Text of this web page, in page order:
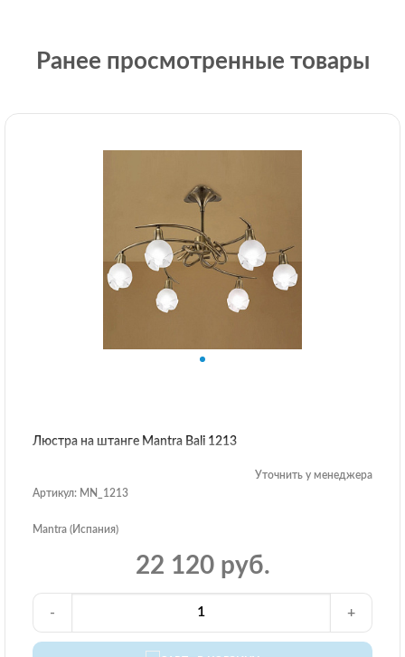
Ранее просмотренные товары
Люстра на штанге Mantra Bali 1213
Уточнить у менеджера
Артикул: MN_1213
Mantra (Испания)
22 120 руб.
- +